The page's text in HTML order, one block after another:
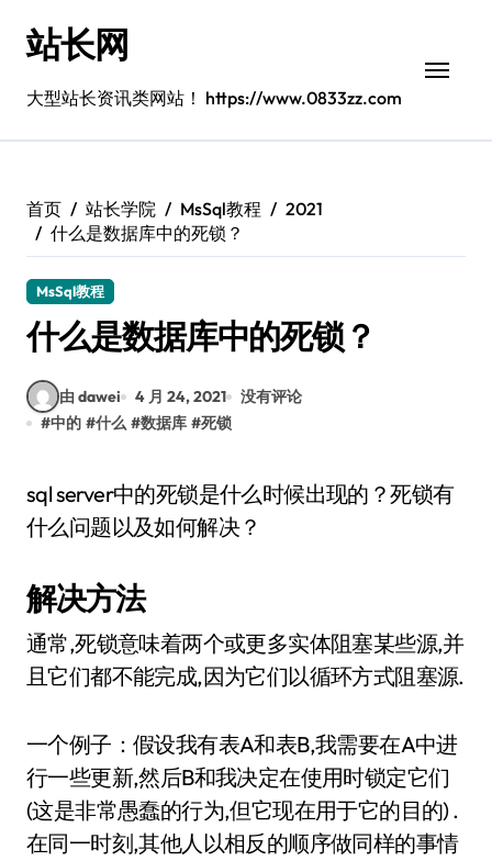
站长网
大型站长资讯类网站！ https://www.0833zz.com
首页 站长学院 MsSql教程
2021
什么是数据库中的死锁？
MsSql教程
什么是数据库中的死锁？
由 dawei 4 月 24, 2021
没有评论
#中的 #什么 #数据库 #死锁
sql server中的死锁是什么时候出现的？死锁有
什么问题以及如何解决？
解决方法
通常,死锁意味着两个或更多实体阻塞某些源,并
且它们都不能完成,因为它们以循环方式阻塞源.
一个例子：假设我有表A和表B,我需要在A中进
行一些更新,然后B和我决定在使用时锁定它们
(这是非常愚蠢的行为,但它现在用于它的目的) .
在同一时刻,其他人以相反的顺序做同样的事情